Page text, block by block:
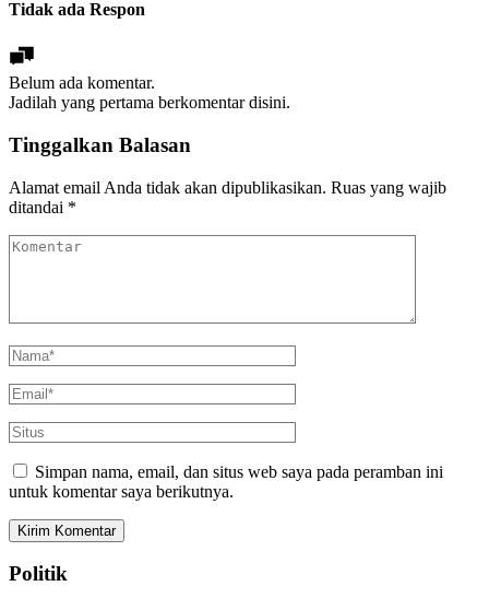
Tidak ada Respon
Belum ada komentar.
Jadilah yang pertama berkomentar disini.
Tinggalkan Balasan
Alamat email Anda tidak akan dipublikasikan. Ruas yang wajib
ditandai *
Simpan nama, email, dan situs web saya pada peramban ini
untuk komentar saya berikutnya.
Politik